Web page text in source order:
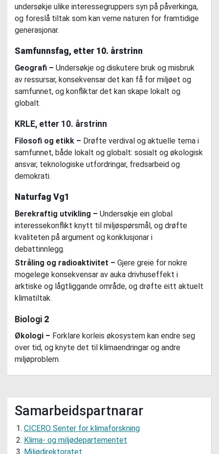
undersøkje ulike interessegruppers syn på påverkinga,
og foreslå tiltak som kan verne naturen for framtidige
generasjonar.
Samfunnsfag, etter 10. årstrinn
Geografi – Undersøkje og diskutere bruk og misbruk
av ressursar, konsekvensar det kan få for miljøet og
samfunnet, og konfliktar det kan skape lokalt og
globalt.
KRLE, etter 10. årstrinn
Filosofi og etikk – Drøfte verdival og aktuelle tema i
samfunnet, både lokalt og globalt: sosialt og økologisk
ansvar, teknologiske utfordringar, fredsarbeid og
demokrati.
Naturfag Vg1
Berekraftig utvikling – Undersøkje ein global
interessekonflikt knytt til miljøspørsmål, og drøfte
kvaliteten på argument og konklusjonar i
debattinnlegg.
Stråling og radioaktivitet – Gjere greie for nokre
mogelege konsekvensar av auka drivhuseffekt i
arktiske og lågtliggande område, og drøfte eitt aktuelt
klimatiltak.
Biologi 2
Økologi – Forklare korleis økosystem kan endre seg
over tid, og knyte det til klimaendringar og andre
miljøproblem.
Samarbeidspartnarar
CICERO Senter for klimaforskning
Klima- og miljødepartementet
Miljødirektoratet